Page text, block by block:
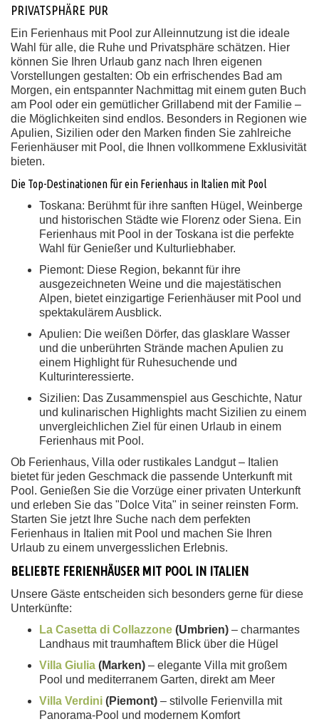
PRIVATSPHÄRE PUR
Ein Ferienhaus mit Pool zur Alleinnutzung ist die ideale
Wahl für alle, die Ruhe und Privatsphäre schätzen. Hier
können Sie Ihren Urlaub ganz nach Ihren eigenen
Vorstellungen gestalten: Ob ein erfrischendes Bad am
Morgen, ein entspannter Nachmittag mit einem guten Buch
am Pool oder ein gemütlicher Grillabend mit der Familie –
die Möglichkeiten sind endlos. Besonders in Regionen wie
Apulien, Sizilien oder den Marken finden Sie zahlreiche
Ferienhäuser mit Pool, die Ihnen vollkommene Exklusivität
bieten.
Die Top-Destinationen für ein Ferienhaus in Italien mit Pool
Toskana: Berühmt für ihre sanften Hügel, Weinberge
und historischen Städte wie Florenz oder Siena. Ein
Ferienhaus mit Pool in der Toskana ist die perfekte
Wahl für Genießer und Kulturliebhaber.
Piemont: Diese Region, bekannt für ihre
ausgezeichneten Weine und die majestätischen
Alpen, bietet einzigartige Ferienhäuser mit Pool und
spektakulärem Ausblick.
Apulien: Die weißen Dörfer, das glasklare Wasser
und die unberührten Strände machen Apulien zu
einem Highlight für Ruhesuchende und
Kulturinteressierte.
Sizilien: Das Zusammenspiel aus Geschichte, Natur
und kulinarischen Highlights macht Sizilien zu einem
unvergleichlichen Ziel für einen Urlaub in einem
Ferienhaus mit Pool.
Ob Ferienhaus, Villa oder rustikales Landgut – Italien
bietet für jeden Geschmack die passende Unterkunft mit
Pool. Genießen Sie die Vorzüge einer privaten Unterkunft
und erleben Sie das "Dolce Vita" in seiner reinsten Form.
Starten Sie jetzt Ihre Suche nach dem perfekten
Ferienhaus in Italien mit Pool und machen Sie Ihren
Urlaub zu einem unvergesslichen Erlebnis.
BELIEBTE FERIENHÄUSER MIT POOL IN ITALIEN
Unsere Gäste entscheiden sich besonders gerne für diese
Unterkünfte:
La Casetta di Collazzone (Umbrien) – charmantes
Landhaus mit traumhaftem Blick über die Hügel
Villa Giulia (Marken) – elegante Villa mit großem
Pool und mediterranem Garten, direkt am Meer
Villa Verdini (Piemont) – stilvolle Ferienvilla mit
Panorama-Pool und modernem Komfort